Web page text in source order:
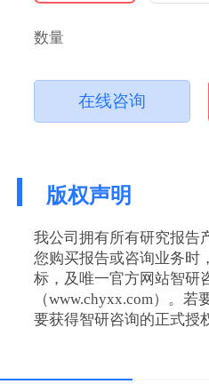
数量
在线咨询
版权声明
我公司拥有所有研究报告
您购买报告或咨询业务时
标，及唯一官方网站智研
（www.chyxx.com）。
要获得智研咨询的正式授